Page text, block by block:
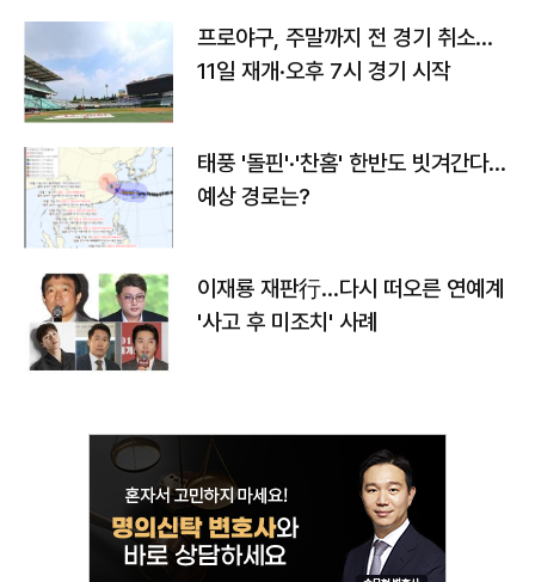
프로야구, 주말까지 전 경기 취소…
11일 재개·오후 7시 경기 시작
태풍 '돌핀'·'찬홈' 한반도 빗겨간다…
예상 경로는?
이재룡 재판行…다시 떠오른 연예계
'사고 후 미조치' 사례